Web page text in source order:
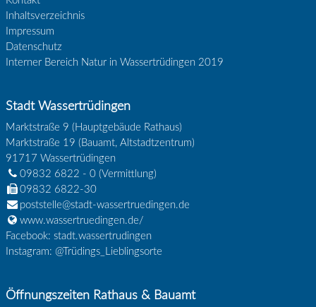
Inhaltsverzeichnis
Impressum
Datenschutz
Interner Bereich Natur in Wassertrüdingen 2019
Stadt Wassertrüdingen
Marktstraße 9 (Hauptgebäude Rathaus)
Marktstraße 19 (Bauamt, Altstadtzentrum)
91717 Wassertrüdingen
09832 6822 - 0(Vermittlung)
09832 6822-30
poststelle@stadt-wassertruedingen.de
www.wassertruedingen.de/
Facebook: stadt.wassertrudingen
Instagram: @Trüdings_Lieblingsorte
Öffnungszeiten Rathaus & Bauamt